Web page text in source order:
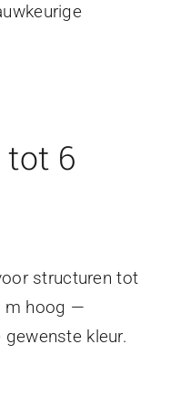
6
structuren tot
m hoog —
kleur.